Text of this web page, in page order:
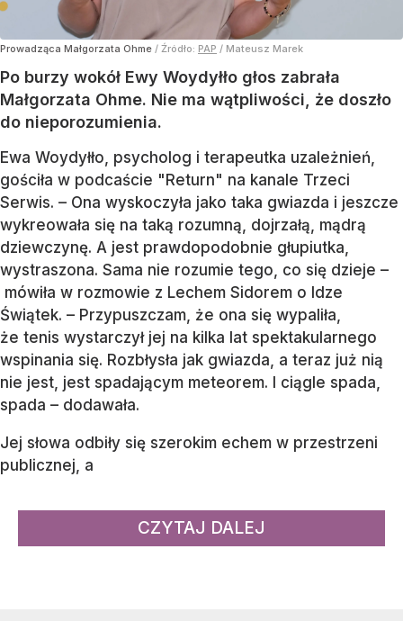
Prowadząca Małgorzata Ohme / Źródło: PAP / Mateusz Marek
Po burzy wokół Ewy Woydyłło głos zabrała
Małgorzata Ohme. Nie ma wątpliwości, że doszło
do nieporozumienia.
Ewa Woydyłło, psycholog i terapeutka uzależnień,
gościła w podcaście "Return" na kanale Trzeci
Serwis. – Ona wyskoczyła jako taka gwiazda i jeszcze
wykreowała się na taką rozumną, dojrzałą, mądrą
dziewczynę. A jest prawdopodobnie głupiutka,
wystraszona. Sama nie rozumie tego, co się dzieje –
mówiła w rozmowie z Lechem Sidorem o Idze
Świątek. – Przypuszczam, że ona się wypaliła,
że tenis wystarczył jej na kilka lat spektakularnego
wspinania się. Rozbłysła jak gwiazda, a teraz już nią
nie jest, jest spadającym meteorem. I ciągle spada,
spada – dodawała.
Jej słowa odbiły się szerokim echem w przestrzeni
publicznej, a
CZYTAJ DALEJ